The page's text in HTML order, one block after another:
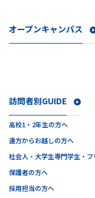
訪問者別GUIDE
高校1・2年生の方へ
遠方からお越しの方へ
社会人・大学生専門学生・
保護者の方へ
採用担当の方へ
オープンキャンパス